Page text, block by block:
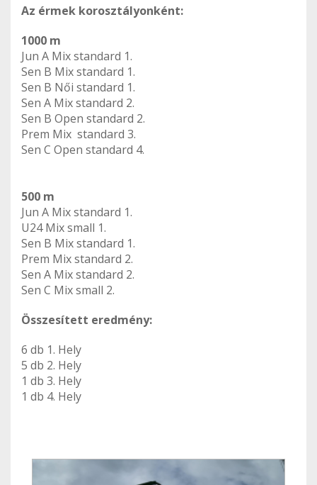
Az érmek korosztályonként:
1000 m
Jun A Mix standard 1.
Sen B Mix standard 1.
Sen B Női standard 1.
Sen A Mix standard 2.
Sen B Open standard 2.
Prem Mix standard 3.
Sen C Open standard 4.
500 m
Jun A Mix standard 1.
U24 Mix small 1.
Sen B Mix standard 1.
Prem Mix standard 2.
Sen A Mix standard 2.
Sen C Mix small 2.
Összesített eredmény:
6 db 1. Hely
5 db 2. Hely
1 db 3. Hely
1 db 4. Hely